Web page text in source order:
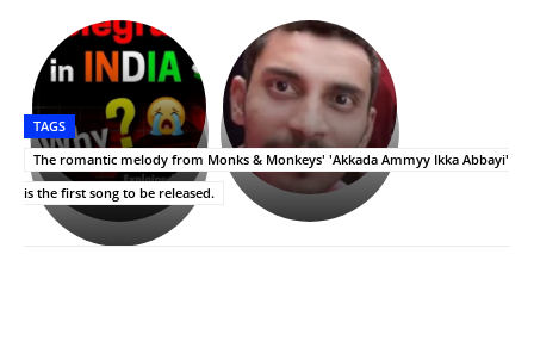
భగవంతుని
ప్రసాదం
తీర్థం..తులసీదళం
లేకుండా
అసంపూర్ణం
కేజీఎఫ్
సినిమాతో
పాన్
ఇండియా
స్టార్
హీరోయిన్‏గా
శ్రీనిధి
Upasana:
భర్తపై
రివెంజ్
తీర్చుకున్న
ఉపాసన..
పాపం
రామ్
TAGS
The romantic melody from Monks & Monkeys' 'Akkada Ammyy Ikka Abbayi'
is the first song to be released.